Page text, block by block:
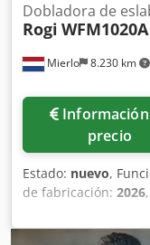
Mierlo 8.230 km
Dobladora de
Rogi WFM1020A
Información de
precio
Estado: nuevo,
de fabricación: 2026
,
Ángulo de curvado